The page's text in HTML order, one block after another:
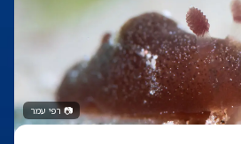
📷רפי עמר